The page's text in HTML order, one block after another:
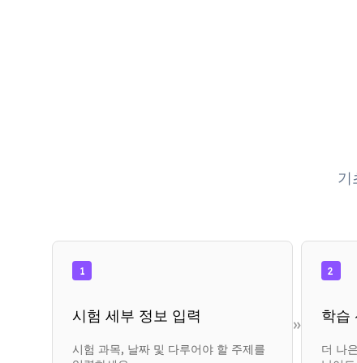
기
1
시험 세부 정보 입력
시험 과목, 날짜 및 다루어야 할 주제를
»
2
학습
더 나